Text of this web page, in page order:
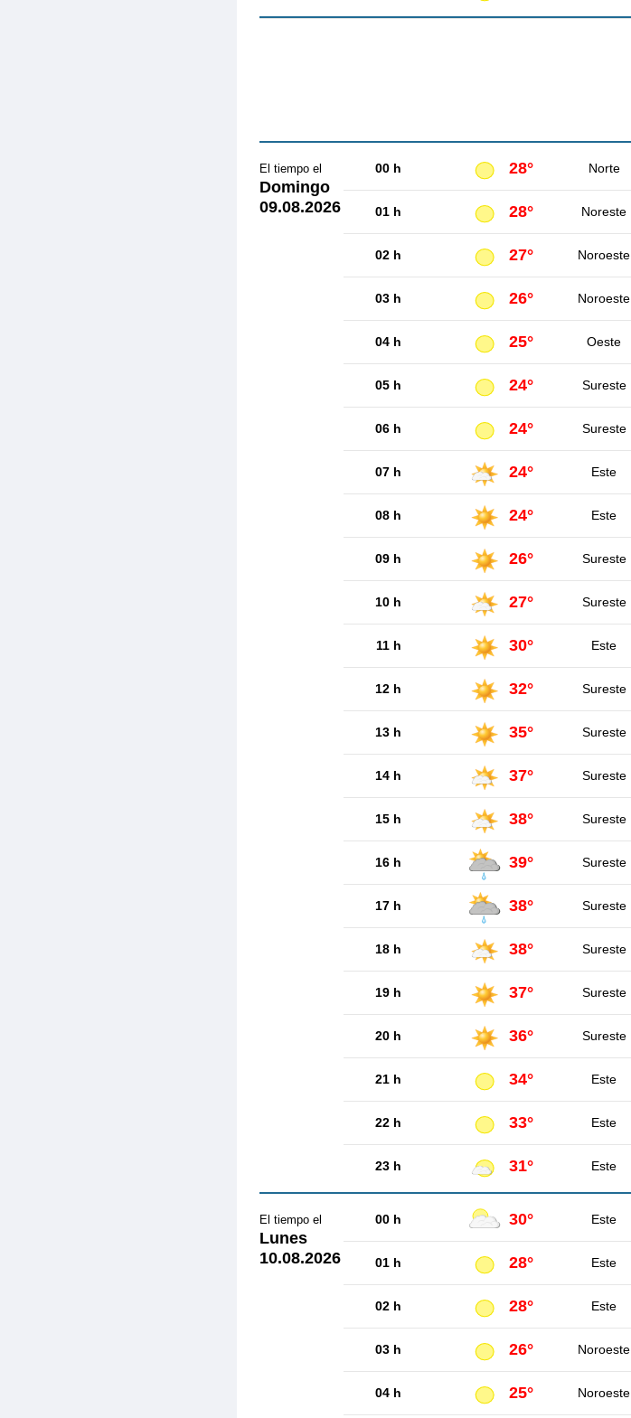
El tiempo el
Domingo
09.08.2026
00 h 28° Norte
01 h 28° Noreste
02 h 27° Noroeste
03 h 26° Noroeste
04 h 25° Oeste
05 h 24° Sureste
06 h 24° Sureste
07 h 24° Este
08 h 24° Este
09 h 26° Sureste
10 h 27° Sureste
11 h 30° Este
12 h 32° Sureste
13 h 35° Sureste
14 h 37° Sureste
15 h 38° Sureste
16 h 39° Sureste
17 h 38° Sureste
18 h 38° Sureste
19 h 37° Sureste
20 h 36° Sureste
21 h 34° Este
22 h 33° Este
23 h 31° Este
El tiempo el
Lunes
10.08.2026
00 h 30° Este
01 h 28° Este
02 h 28° Este
03 h 26° Noroeste
04 h 25° Noroeste